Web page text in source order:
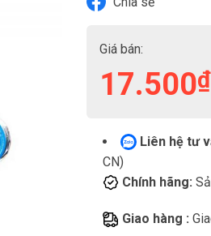
Giá bán:
17.500₫
Liên hệ tư
CN)
Chính hãng:
Giao hàng :